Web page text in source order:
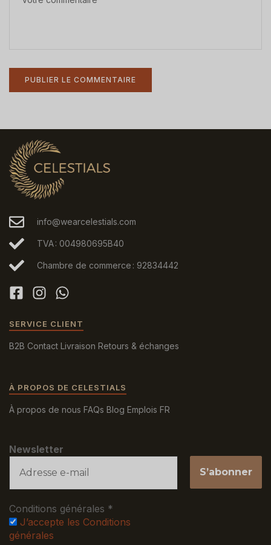
info@wearcelestials.com
TVA : 004980695B40
Chambre de commerce : 92834442
SERVICE CLIENT
B2B Contact Livraison Retours & échanges
À PROPOS DE CELESTIALS
À propos de nous FAQs Blog Emplois FR
Newsletter
Conditions générales *
J’accepte les Conditions
générales